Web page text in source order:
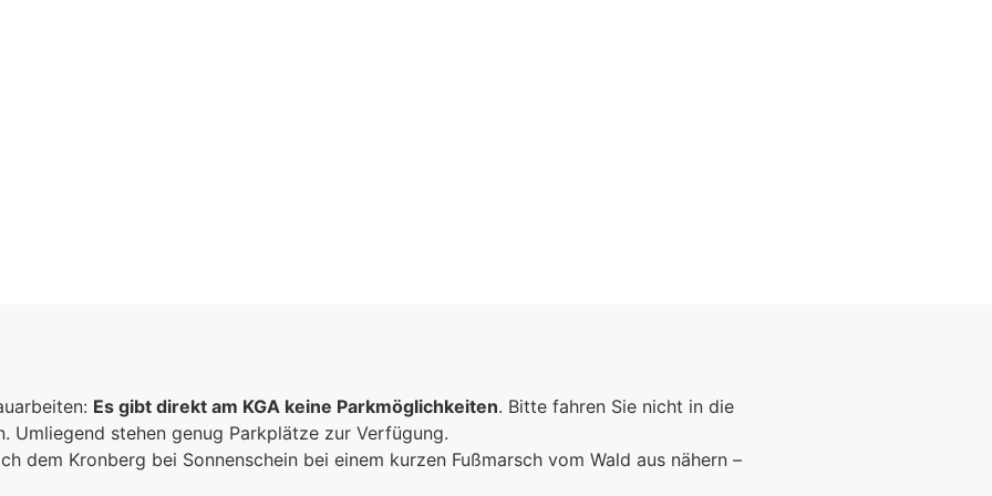
Es gibt direkt am KGA keine Parkmöglichkeiten. Bitte fahren Sie nicht in die
Umliegend stehen genug Parkplätze zur Verfügung.
dem Kronberg bei Sonnenschein bei einem kurzen Fußmarsch vom Wald aus nähern –